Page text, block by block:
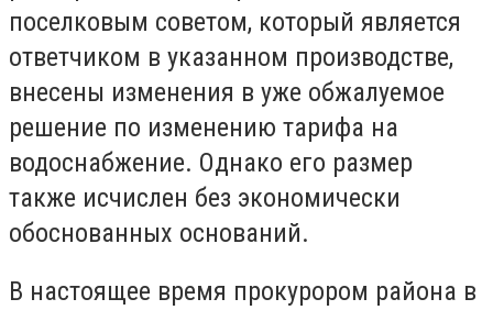
поселковым советом, который является
ответчиком в указанном производстве,
внесены изменения в уже обжалуемое
решение по изменению тарифа на
водоснабжение. Однако его размер
также исчислен без экономически
обоснованных оснований.
В настоящее время прокурором района в